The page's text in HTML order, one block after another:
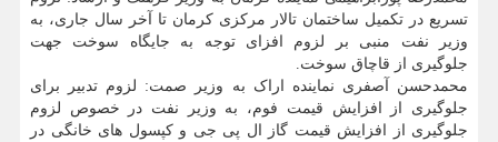
تسریع در تکمیل ساختمان تالار مرکزی کرمان تا آخر سال جاری، به
وزیر نفت منبی بر لزوم افزای توجه به جایگاه سوخت جهت
جلوگیری از قاچاق سوخت.
محمدحسن آصفری نماینده اراک به وزیر صمت: لزوم تدبیر برای
جلوگیری از افزایش قیمت فوم، به وزیر نفت در خصوص لزوم
جلوگیری از افزایش قیمت گاز ال پی جی و کپسول های خانگی در